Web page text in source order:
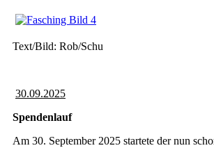
Text/Bild: Rob/Schu
30.09.2025
Spendenlauf
Am 30. September 2025 startete der nun